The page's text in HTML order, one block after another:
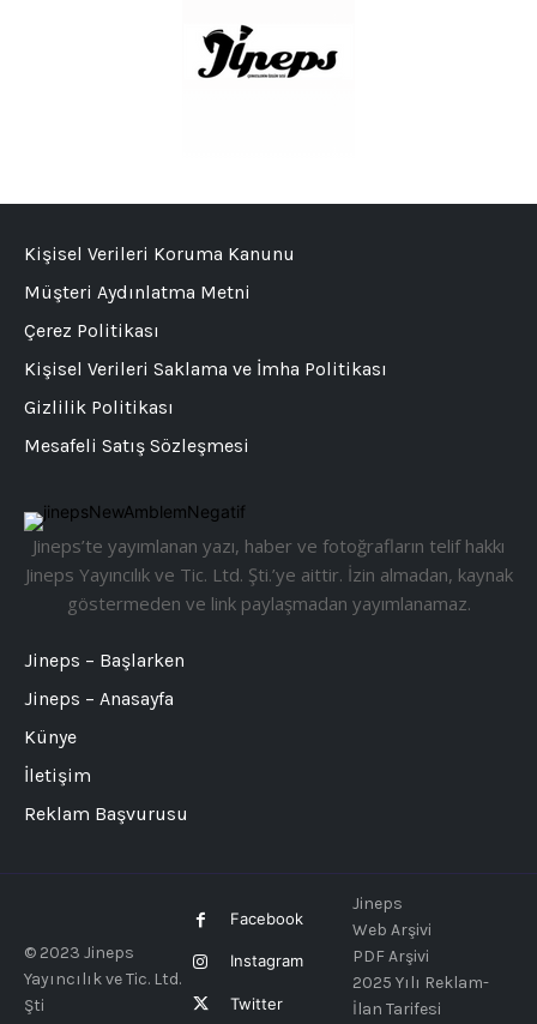
Jineps’te yayımlanan yazı, haber ve fotoğrafların telif hakkı
Jineps Yayıncılık ve Tic. Ltd. Şti.’ye aittir. İzin almadan, kaynak
göstermeden ve link paylaşmadan yayımlanamaz.
Jineps – Başlarken
Jineps – Anasayfa
Künye
İletişim
Reklam Başvurusu
Kişisel Verileri Koruma Kanunu
Müşteri Aydınlatma Metni
Çerez Politikası
Kişisel Verileri Saklama ve İmha Politikası
Gizlilik Politikası
Mesafeli Satış Sözleşmesi
© 2023 Jineps
Yayıncılık ve Tic. Ltd.
Şti
Facebook
Instagram
Twitter
Jineps
Web Arşivi
PDF Arşivi
2025 Yılı Reklam-
İlan Tarifesi